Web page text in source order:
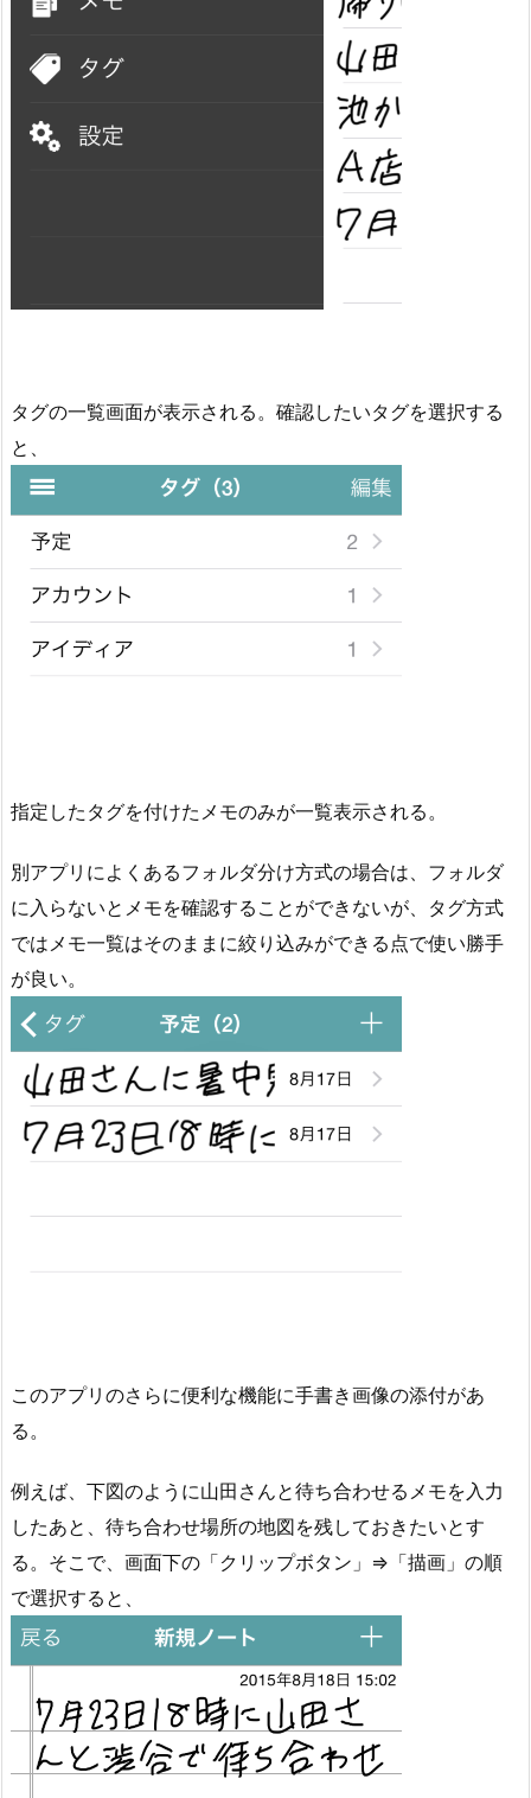
タグの一覧画面が表示される。確認したいタグを選択する
と、
指定したタグを付けたメモのみが一覧表示される。
別アプリによくあるフォルダ分け方式の場合は、フォルダ
に入らないとメモを確認することができないが、タグ方式
ではメモ一覧はそのままに絞り込みができる点で使い勝手
が良い。
このアプリのさらに便利な機能に手書き画像の添付があ
る。
例えば、下図のように山田さんと待ち合わせるメモを入力
したあと、待ち合わせ場所の地図を残しておきたいとす
る。そこで、画面下の「クリップボタン」⇒「描画」の順
で選択すると、